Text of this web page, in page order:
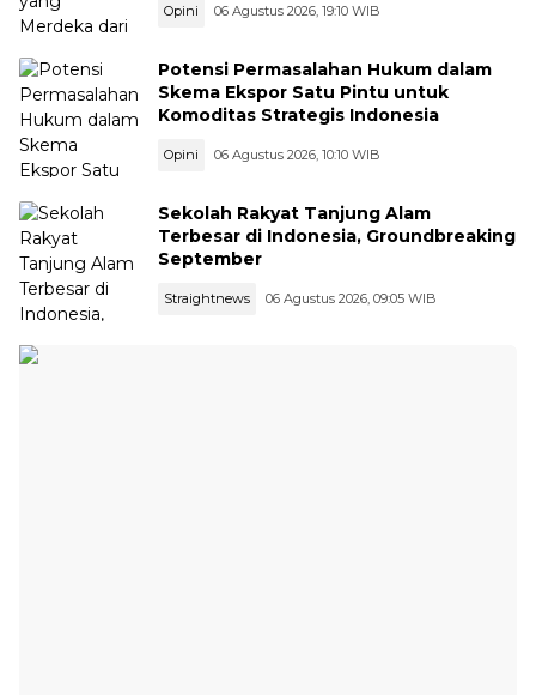
Opini 06 Agustus 2026, 19:10 WIB
Potensi Permasalahan Hukum dalam
Skema Ekspor Satu Pintu untuk
Komoditas Strategis Indonesia
Opini 06 Agustus 2026, 10:10 WIB
Sekolah Rakyat Tanjung Alam
Terbesar di Indonesia, Groundbreaking
September
Straightnews 06 Agustus 2026, 09:05 WIB